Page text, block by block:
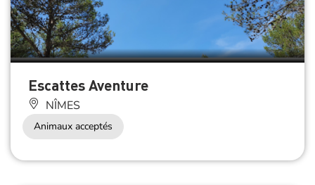
Escattes Aventure
NÎMES
Animaux acceptés